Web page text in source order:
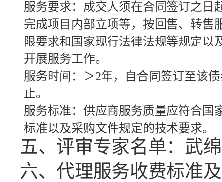
服务要求：成交人须在合同签订之日
完成项目内部立项等，按回售、转售
限要求和国家现行法律法规等规定以
开展服务工作。
服务时间：＞2年，自合同签订至该
止。
服务标准：供应商服务质量应符合国
标准以及采购文件规定的技术要求。
五、 评审专家名单： 武
六、代理服务收费标准